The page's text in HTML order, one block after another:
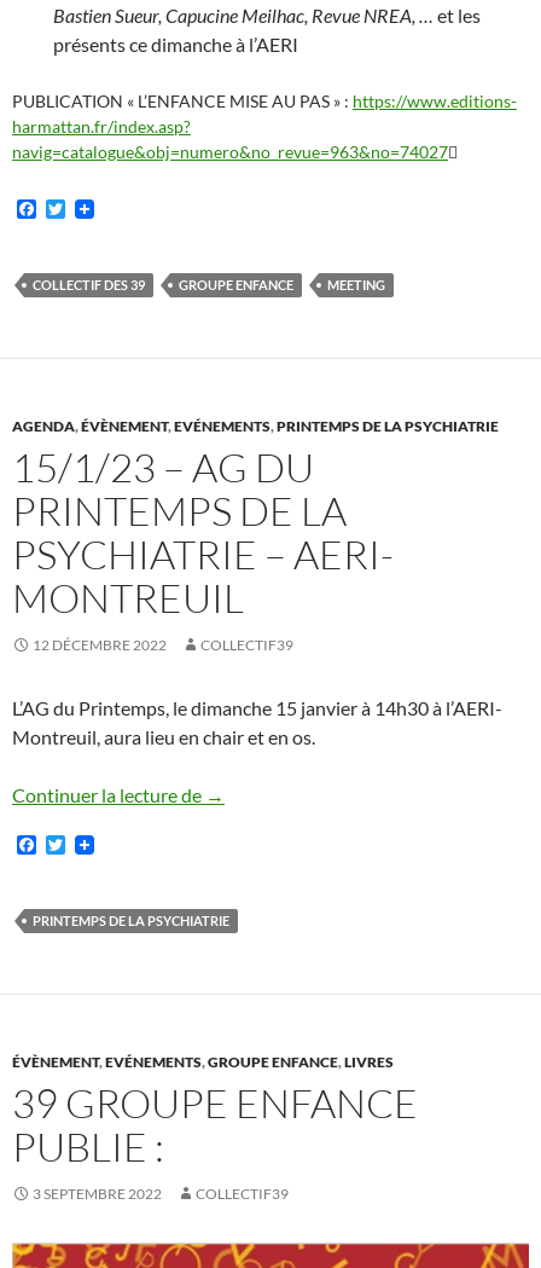
Bastien Sueur, Capucine Meilhac, Revue NREA, … et les
présents ce dimanche à l’AERI
PUBLICATION « L’ENFANCE MISE AU PAS » : https://www.editions-
harmattan.fr/index.asp?
navig=catalogue&obj=numero&no_revue=963&no=74027
F
b
o
T
t
e
COLLECTIF DES 39 GROUPE ENFANCE MEETING
AGENDA,ÉVÈNEMENT,EVÉNEMENTS,PRINTEMPS DE LA PSYCHIATRIE
15/1/23 – AG DU
PRINTEMPS DE LA
PSYCHIATRIE – AERI-
MONTREUIL
12 DÉCEMBRE 2022 COLLECTIF39
L’AG du Printemps, le dimanche 15 janvier à 14h30 à l’AERI-
Montreuil, aura lieu en chair et en os.
Continuer la lecture de 15/1/23 – AG du Printemps de la
→
F
b
o
T
t
e
PRINTEMPS DE LA PSYCHIATRIE
ÉVÈNEMENT,EVÉNEMENTS,GROUPE ENFANCE,LIVRES
39 GROUPE ENFANCE
PUBLIE :
3 SEPTEMBRE 2022 COLLECTIF39